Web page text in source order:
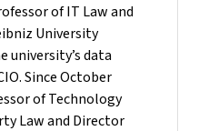
of IT Law and
University
university’s data
Since October
of Technology
Law and Director